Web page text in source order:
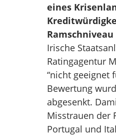
eines
Ramschniveau
Irische
Ratingagentur
“nicht geeignet
Bewertung
abgesenkt.
Misstrauen der
Portugal und